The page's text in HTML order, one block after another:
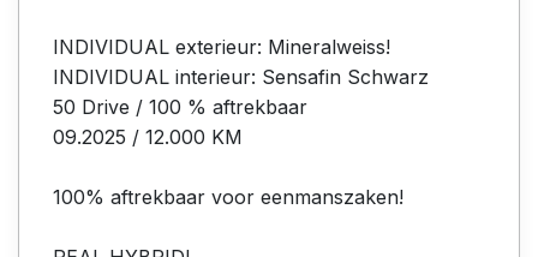
INDIVIDUAL exterieur: Mineralweiss!
INDIVIDUAL interieur: Sensafin Schwarz
50 Drive / 100 % aftrekbaar
09.2025 / 12.000 KM
100% aftrekbaar voor eenmanszaken!